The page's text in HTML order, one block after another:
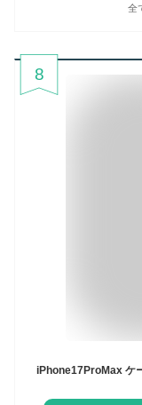
全
8